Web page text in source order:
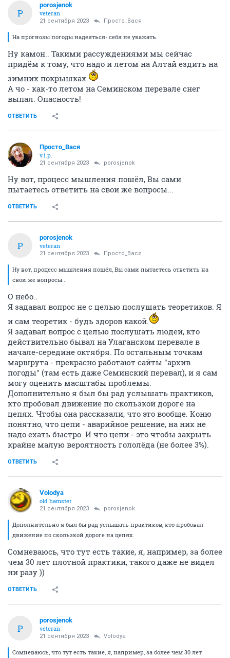
P
porosjenok
veteran
21 сентября 2023 Просто_Вася
На прогнозы погоды надеяться- себя не уважать.
Ну камон.. Такими рассуждениями мы сейчас
придём к тому, что надо и летом на Алтай ездить на
зимних покрышках.
А чо - как-то летом на Семинском перевале снег
выпал. Опасность!
ОТВЕТИТЬ
Просто_Вася
v.i.p.
21 сентября 2023 porosjenok
Ну вот, процесс мышления пошёл, Вы сами
пытаетесь ответить на свои же вопросы...
ОТВЕТИТЬ
P
porosjenok
veteran
21 сентября 2023 Просто_Вася
Ну вот, процесс мышления пошёл, Вы сами пытаетесь ответить на
свои же вопросы...
О небо..
Я задавал вопрос не с целью послушать теоретиков. Я
и сам теоретик - будь здоров какой.
Я задавал вопрос с целью послушать людей, кто
действительно бывал на Улаганском перевале в
начале-середине октября. По остальным точкам
маршрута - прекрасно работают сайты "архив
погоды" (там есть даже Семинский перевал), и я сам
могу оценить масштабы проблемы.
Дополнительно я был бы рад услышать практиков,
кто пробовал движение по скользкой дороге на
цепях. Чтобы она рассказали, что это вообще. Коню
понятно, что цепи - аварийное решение, на них не
надо ехать быстро. И что цепи - это чтобы закрыть
крайне малую вероятность гололёда (не более 3%).
ОТВЕТИТЬ
Volodya
old hamster
21 сентября 2023 porosjenok
Дополнительно я был бы рад услышать практиков, кто пробовал
движение по скользкой дороге на цепях.
Сомневаюсь, что тут есть такие, я, например, за более
чем 30 лет плотной практики, такого даже не видел
ни разу ))
ОТВЕТИТЬ
P
porosjenok
veteran
21 сентября 2023 Volodya
Сомневаюсь, что тут есть такие, я, например, за более чем 30 лет